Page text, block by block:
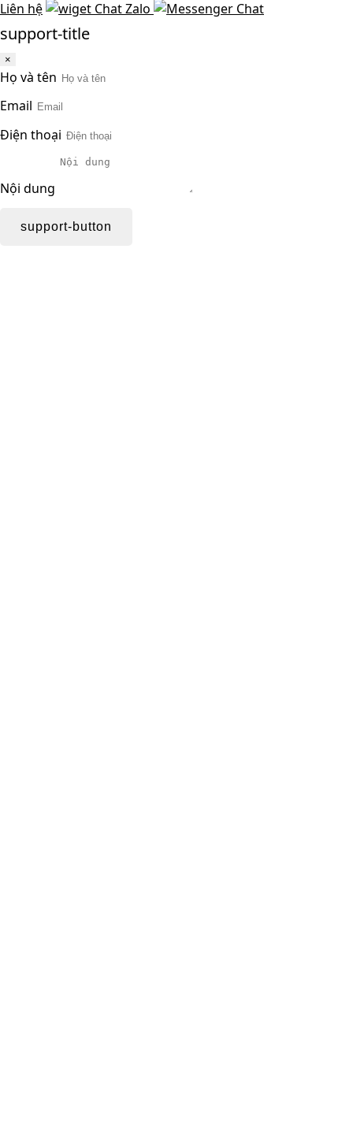
Liên hệ
support-title
×
Họ và tên
Email
Điện thoại
Nội dung
support-button